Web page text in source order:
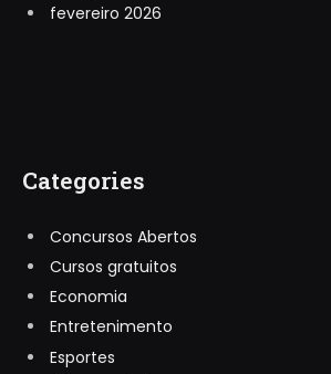
fevereiro 2026
Categories
Concursos Abertos
Cursos gratuitos
Economia
Entretenimento
Esportes